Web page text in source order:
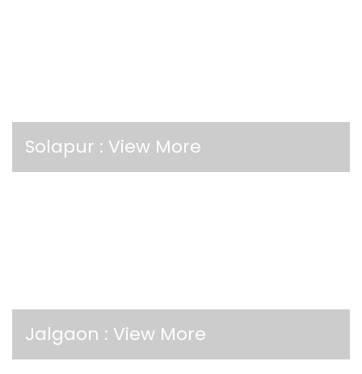
Solapur : View More
Jalgaon : View More